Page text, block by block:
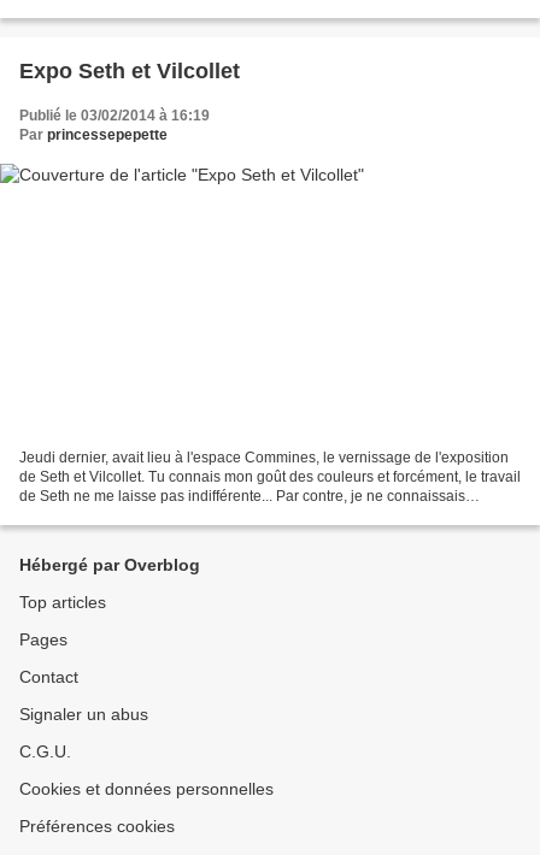
Expo Seth et Vilcollet
Publié le 03/02/2014 à 16:19
Par princessepepette
Jeudi dernier, avait lieu à l'espace Commines, le vernissage de l'exposition
de Seth et Vilcollet. Tu connais mon goût des couleurs et forcément, le travail
de Seth ne me laisse pas indifférente... Par contre, je ne connaissais
Hébergé par Overblog
Top articles
Pages
Contact
Signaler un abus
C.G.U.
Cookies et données personnelles
Préférences cookies